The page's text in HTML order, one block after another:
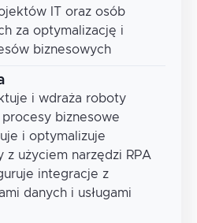
IT oraz osób
za optymalizację i
biznesowych
i wdraża roboty
biznesowe
i optymalizuje
z użyciem narzędzi RPA
integracje z
danych i usługami